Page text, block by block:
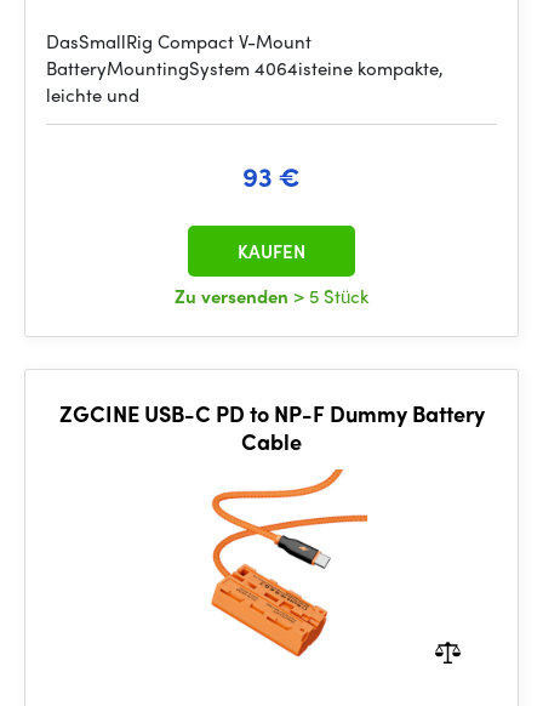
DasSmallRig Compact V-Mount
BatteryMountingSystem 4064isteine kompakte,
leichte und
93 €
Zu versenden > 5 Stück
KAUFEN
ZGCINE USB-C PD to NP-F Dummy Battery
Cable